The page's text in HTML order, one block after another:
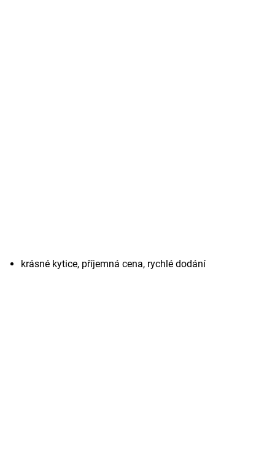
krásné kytice, příjemná cena, rychlé dodání